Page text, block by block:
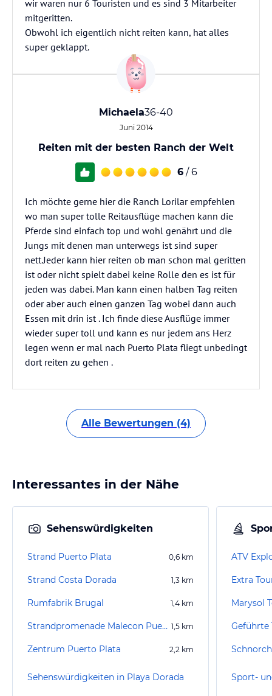
wir waren nur 6 Touristen und es sind 3 Mitarbeiter
mitgeritten.
Obwohl ich eigentlich nicht reiten kann, hat alles
super geklappt.
Michaela36-40
Juni 2014
Reiten mit der besten Ranch der Welt
6 / 6
Ich möchte gerne hier die Ranch Lorilar empfehlen
wo man super tolle Reitausflüge machen kann die
Pferde sind einfach top und wohl genährt und die
Jungs mit denen man unterwegs ist sind super
nett.Jeder kann hier reiten ob man schon mal geritten
ist oder nicht spielt dabei keine Rolle den es ist für
jeden was dabei. Man kann einen halben Tag reiten
oder aber auch einen ganzen Tag wobei dann auch
Essen mit drin ist . Ich finde diese Ausflüge immer
wieder super toll und kann es nur jedem ans Herz
legen wenn er mal nach Puerto Plata fliegt unbedingt
dort reiten zu gehen .
Alle Bewertungen (4)
Interessantes in der Nähe
Sehenswürdigkeiten
Strand Puerto Plata 0,6 km
Strand Costa Dorada 1,3 km
Rumfabrik Brugal 1,4 km
Strandpromenade Malecon Puerto Plata 1,5 km
Zentrum Puerto Plata 2,2 km
Sehenswürdigkeiten in Playa Dorada
ATV
Extra
Marysol